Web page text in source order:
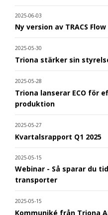
2025-06-03
Ny version av TRACS
2025-05-30
Triona stärker sin
2025-05-28
Triona lanserar ECO för
produktion
2025-05-27
Kvartalsrapport Q1 2025
2025-05-15
Webinar - Så sparar du
transporter
2025-05-15
Kommuniké från Triona